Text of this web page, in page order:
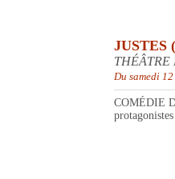
JUSTES
THÉÂTRE
Du samedi
COMÉDIE